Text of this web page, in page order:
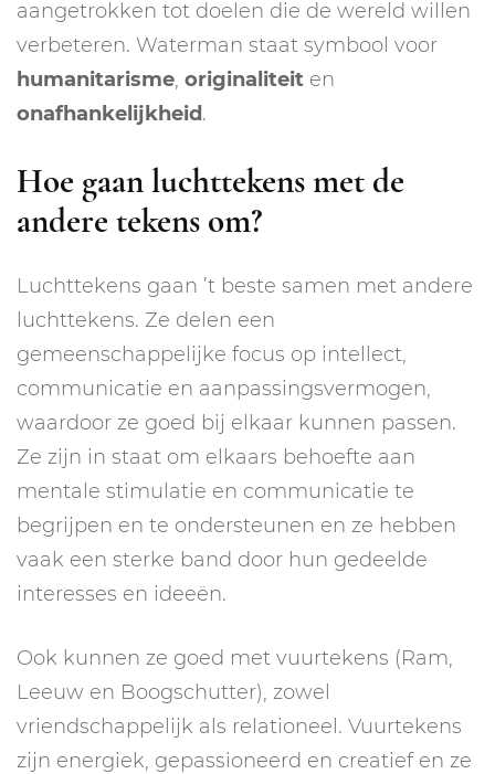
aangetrokken tot doelen die de wereld willen
verbeteren. Waterman staat symbool voor
humanitarisme, originaliteit en
onafhankelijkheid.
Hoe gaan luchttekens met de
andere tekens om?
Luchttekens gaan ’t beste samen met andere
luchttekens. Ze delen een
gemeenschappelijke focus op intellect,
communicatie en aanpassingsvermogen,
waardoor ze goed bij elkaar kunnen passen.
Ze zijn in staat om elkaars behoefte aan
mentale stimulatie en communicatie te
begrijpen en te ondersteunen en ze hebben
vaak een sterke band door hun gedeelde
interesses en ideeën.
Ook kunnen ze goed met vuurtekens (Ram,
Leeuw en Boogschutter), zowel
vriendschappelijk als relationeel. Vuurtekens
zijn energiek, gepassioneerd en creatief en ze